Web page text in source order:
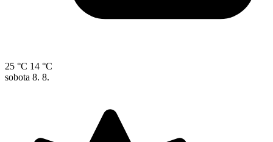
25 °C 14 °C
sobota 8. 8.